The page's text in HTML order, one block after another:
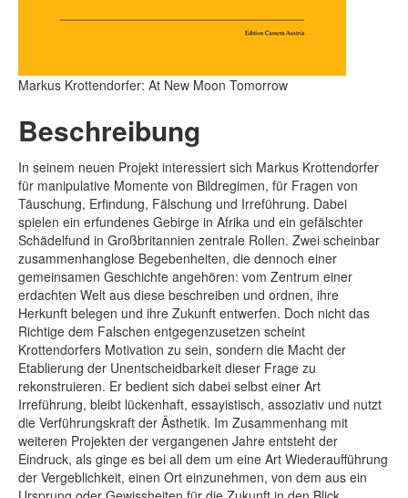
Markus Krottendorfer: At New Moon Tomorrow
Beschreibung
In seinem neuen Projekt interessiert sich Markus Krottendorfer
für manipulative Momente von Bildregimen, für Fragen von
Täuschung, Erfindung, Fälschung und Irreführung. Dabei
spielen ein erfundenes Gebirge in Afrika und ein gefälschter
Schädelfund in Großbritannien zentrale Rollen. Zwei scheinbar
zusammenhanglose Begebenheiten, die dennoch einer
gemeinsamen Geschichte angehören: vom Zentrum einer
erdachten Welt aus diese beschreiben und ordnen, ihre
Herkunft belegen und ihre Zukunft entwerfen. Doch nicht das
Richtige dem Falschen entgegenzusetzen scheint
Krottendorfers Motivation zu sein, sondern die Macht der
Etablierung der Unentscheidbarkeit dieser Frage zu
rekonstruieren. Er bedient sich dabei selbst einer Art
Irreführung, bleibt lückenhaft, essayistisch, assoziativ und nutzt
die Verführungskraft der Ästhetik. Im Zusammenhang mit
weiteren Projekten der vergangenen Jahre entsteht der
Eindruck, als ginge es bei all dem um eine Art Wiederaufführung
der Vergeblichkeit, einen Ort einzunehmen, von dem aus ein